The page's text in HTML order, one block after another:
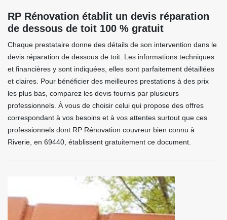
RP Rénovation établit un devis réparation
de dessous de toit 100 % gratuit
Chaque prestataire donne des détails de son intervention dans le
devis réparation de dessous de toit. Les informations techniques
et financières y sont indiquées, elles sont parfaitement détaillées
et claires. Pour bénéficier des meilleures prestations à des prix
les plus bas, comparez les devis fournis par plusieurs
professionnels. À vous de choisir celui qui propose des offres
correspondant à vos besoins et à vos attentes surtout que ces
professionnels dont RP Rénovation couvreur bien connu à
Riverie, en 69440, établissent gratuitement ce document.